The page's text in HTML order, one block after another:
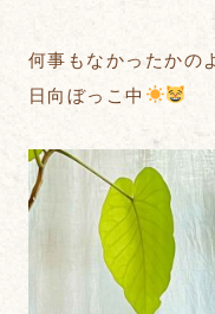
何事もなかったかの
日向ぼっこ中